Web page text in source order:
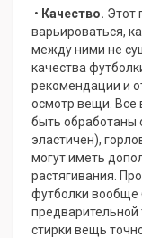
• Качество. Этот
варьироваться,
между ними не
качества
рекомендации и
осмотр вещи. Все
быть обработаны
эластичен),
могут иметь
растягивания.
футболки вообще
предварительной
стирки вещь